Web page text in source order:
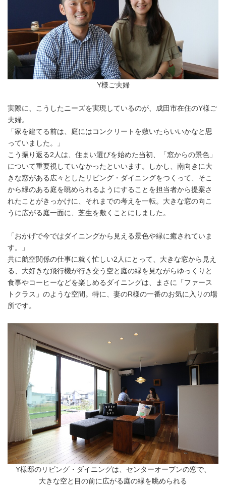
Y様ご夫婦
実際に、こうしたニーズを実現しているのが、成田市在住のY様ご
夫婦。
「家を建てる前は、庭にはコンクリートを敷いたらいいかなと思
っていました。」
こう振り返る2人は、住まい選びを始めた当初、「窓からの景色」
について重要視していなかったといいます。しかし、南向きに大
きな窓がある広々としたリビング・ダイニングをつくって、そこ
から緑のある庭を眺められるようにすることを担当者から提案さ
れたことがきっかけに、それまでの考えを一転。大きな窓の向こ
うに広がる庭一面に、芝生を敷くことにしました。
「おかげで今ではダイニングから見える景色や緑に癒されていま
す。」
共に航空関係の仕事に就く忙しい2人にとって、大きな窓から見え
る、大好きな飛行機が行き交う空と庭の緑を見ながらゆっくりと
食事やコーヒーなどを楽しめるダイニングは、まさに「ファース
トクラス」のような空間。特に、妻のR様の一番のお気に入りの場
所です。
Y様邸のリビング・ダイニングは、センターオープンの窓で、
大きな空と目の前に広がる庭の緑を眺められる